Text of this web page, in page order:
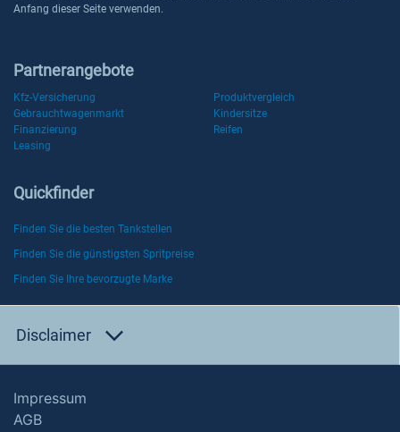
Anfang dieser Seite verwenden.
Partnerangebote
Kfz-Versicherung
Produktvergleich
Gebrauchtwagenmarkt
Kindersitze
Finanzierung
Reifen
Leasing
Quickfinder
Finden Sie die besten Tankstellen
Finden Sie die günstigsten Spritpreise
Finden Sie Ihre bevorzugte Marke
Disclaimer
Impressum
AGB